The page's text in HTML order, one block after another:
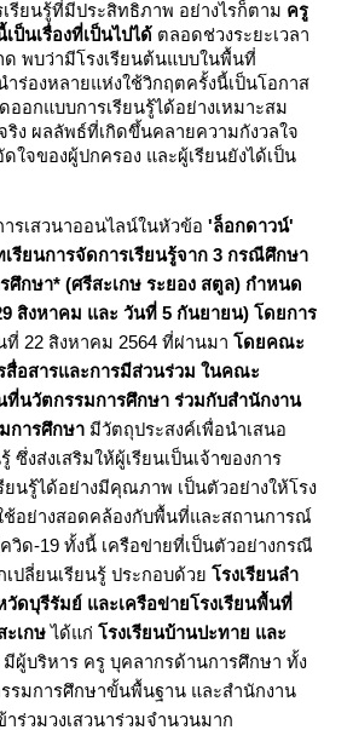
รียนรู้ที่มีประสิทธิภาพ อย่างไรก็ตาม ครู
ป็นเรื่องที่เป็นไปได้ ตลอดช่วงระยะเวลา
พบว่ามีโรงเรียนต้นแบบในพื้นที่
ร่องหลายแห่งใช้วิกฤตครั้งนี้เป็นโอกาส
อกแบบการเรียนรู้ได้อย่างเหมาะสม
ง ผลลัพธ์ที่เกิดขึ้นคลายความกังวลใจ
ใจของผู้ปกครอง และผู้เรียนยังได้เป็น
ารเสวนาออนไลน์ในหัวข้อ'ล็อกดาวน์'
เรียนการจัดการเรียนรู้จาก 3 กรณีศึกษา
กษา* (ศรีสะเกษ ระยอง สตูล) กำหนด
สิงหาคม และ วันที่ 5 กันยายน) โดยการ
ที่ 22 สิงหาคม 2564 ที่ผ่านมาโดยคณะ
สื่อสารและการมีส่วนร่วม ในคณะ
ที่นวัตกรรมการศึกษา ร่วมกับสำนักงาน
การศึกษา มีวัตถุประสงค์เพื่อนำเสนอ
ซึ่งส่งเสริมให้ผู้เรียนเป็นเจ้าของการ
ยนรู้ได้อย่างมีคุณภาพ เป็นตัวอย่างให้โรง
ช้อย่างสอดคล้องกับพื้นที่และสถานการณ์
วิด-19 ทั้งนี้ เครือข่ายที่เป็นตัวอย่างกรณี
ปลี่ยนเรียนรู้ ประกอบด้วยโรงเรียนลำ
ดบุรีรัมย์ และเครือข่ายโรงเรียนพื้นที่
ะเกษได้แก่โรงเรียนบ้านปะทาย และ
มีผู้บริหาร ครู บุคลากรด้านการศึกษา ทั้ง
รมการศึกษาขั้นพื้นฐาน และสำนักงาน
ร่วมวงเสวนาร่วมจำนวนมาก